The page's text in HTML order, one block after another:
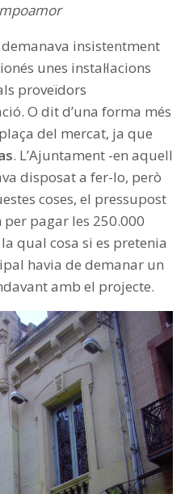
insistentment
unes instal·lacions
proveïdors
O dit d’una forma més
del mercat, ja que
. L’Ajuntament -en aquell
disposat a fer-lo, però
coses, el pressupost
pagar les 250.000
qual cosa si es pretenia
havia de demanar un
amb el projecte.